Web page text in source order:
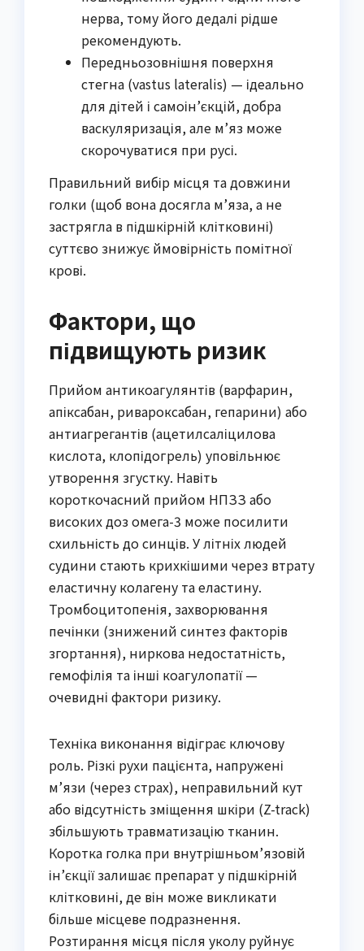
нерва, тому його дедалі рідше
рекомендують.
Передньозовнішня поверхня
стегна (vastus lateralis) — ідеально
для дітей і самоін’єкцій, добра
васкуляризація, але м’яз може
скорочуватися при русі.
Правильний вибір місця та довжини
голки (щоб вона досягла м’яза, а не
застрягла в підшкірній клітковині)
суттєво знижує ймовірність помітної
крові.
Фактори, що
підвищують ризик
Прийом антикоагулянтів (варфарин,
апіксабан, ривароксабан, гепарини) або
антиагрегантів (ацетилсаліцилова
кислота, клопідогрель) уповільнює
утворення згустку. Навіть
короткочасний прийом НПЗЗ або
високих доз омега-3 може посилити
схильність до синців. У літніх людей
судини стають крихкішими через втрату
еластичну колагену та еластину.
Тромбоцитопенія, захворювання
печінки (знижений синтез факторів
згортання), ниркова недостатність,
гемофілія та інші коагулопатії —
очевидні фактори ризику.
Техніка виконання відіграє ключову
роль. Різкі рухи пацієнта, напружені
м’язи (через страх), неправильний кут
або відсутність зміщення шкіри (Z-track)
збільшують травматизацію тканин.
Коротка голка при внутрішньом’язовій
ін’єкції залишає препарат у підшкірній
клітковині, де він може викликати
більше місцеве подразнення.
Розтирання місця після уколу руйнує